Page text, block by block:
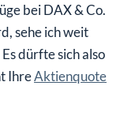
bei DAX & Co.
sehe ich weit
dürfte sich also
IhreAktienquote